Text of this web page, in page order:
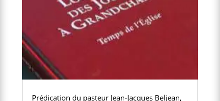
Prédication du pasteur Jean-Jacques Beljean,